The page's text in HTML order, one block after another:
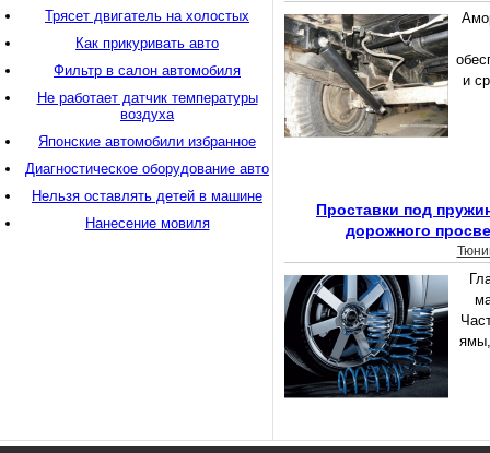
и
Проставки под
дорожного
Трясет двигатель на холостых
Как прикуривать авто
Фильтр в салон автомобиля
Не работает датчик температуры
воздуха
Японские автомобили избранное
Диагностическое оборудование авто
Нельзя оставлять детей в машине
Нанесение мовиля